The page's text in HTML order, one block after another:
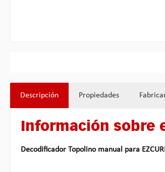
Descripción Propiedades
Información sobre
Decodificador Topolino manual para